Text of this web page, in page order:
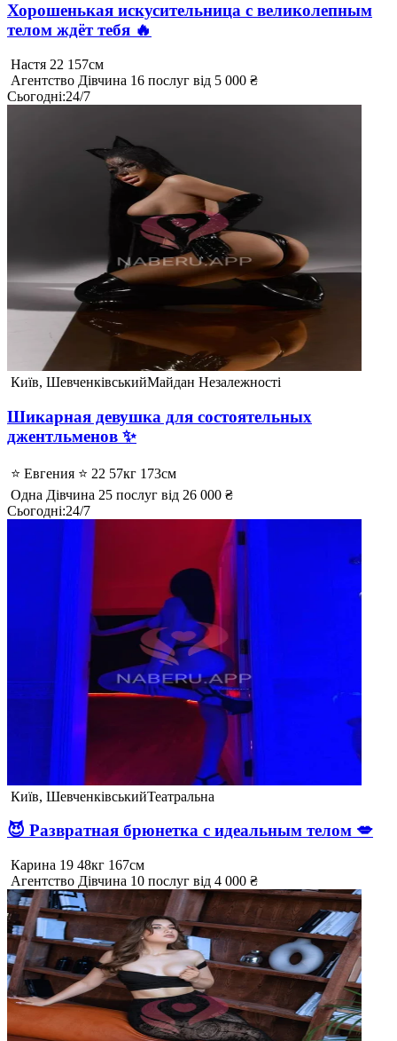
Хорошенькая искусительница с великолепным
телом ждёт тебя 🔥
Настя 22 157см
Агентство Дівчина 16 послуг від 5 000 ₴
Сьогодні:24/7
Київ, ШевченківськийМайдан Незалежності
Шикарная девушка для состоятельных
джентльменов ✨
⭐ Евгения ⭐ 22 57кг 173см
Одна Дівчина 25 послуг від 26 000 ₴
Сьогодні:24/7
Київ, ШевченківськийТеатральна
😈 Развратная брюнетка с идеальным телом 💋
Карина 19 48кг 167см
Агентство Дівчина 10 послуг від 4 000 ₴